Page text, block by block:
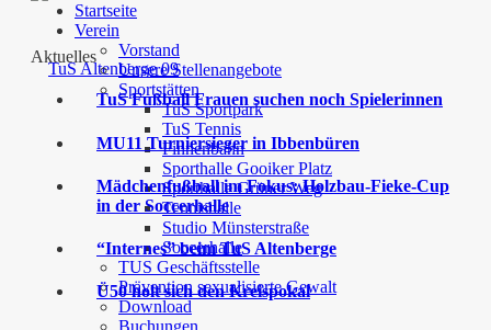
Startseite
Verein
Vorstand
Unsere Stellenangebote
Sportstätten
TuS Sportpark
TuS Tennis
Finnenbahn
Sporthalle Gooiker Platz
Sporthalle Grüner Weg
Tennishalle
Studio Münsterstraße
Soccerhalle
TUS Geschäftsstelle
Prävention sexualisierte Gewalt
Download
Buchungen
Aktuelles
TuS Fußball Frauen suchen noch Spielerinnen
MU11 Turniersieger in Ibbenbüren
Mädchenfußball im Fokus: Holzbau-Fieke-Cup
in der Soccerhalle
“Internes” beim TuS Altenberge
Ü50 holt sich den Kreispokal